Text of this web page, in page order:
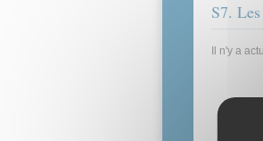
S7.
Il n'y a